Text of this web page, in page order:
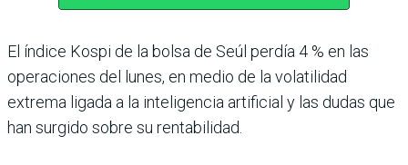
El índice Kospi de la bolsa de Seúl perdía 4 % en las
operaciones del lunes, en medio de la volatilidad
extrema ligada a la inteligencia artificial y las dudas que
han surgido sobre su rentabilidad.